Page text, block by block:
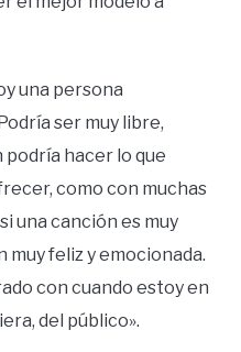
una persona
ser muy libre,
hacer lo que
como con muchas
una canción es muy
feliz y emocionada.
con cuando estoy en
del público».